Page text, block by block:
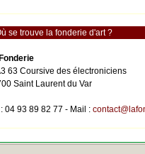
se trouve la fonderie d'art ?
63 Coursive des électroniciens
Saint Laurent du Var
04 93 89 82 77 - Mail :